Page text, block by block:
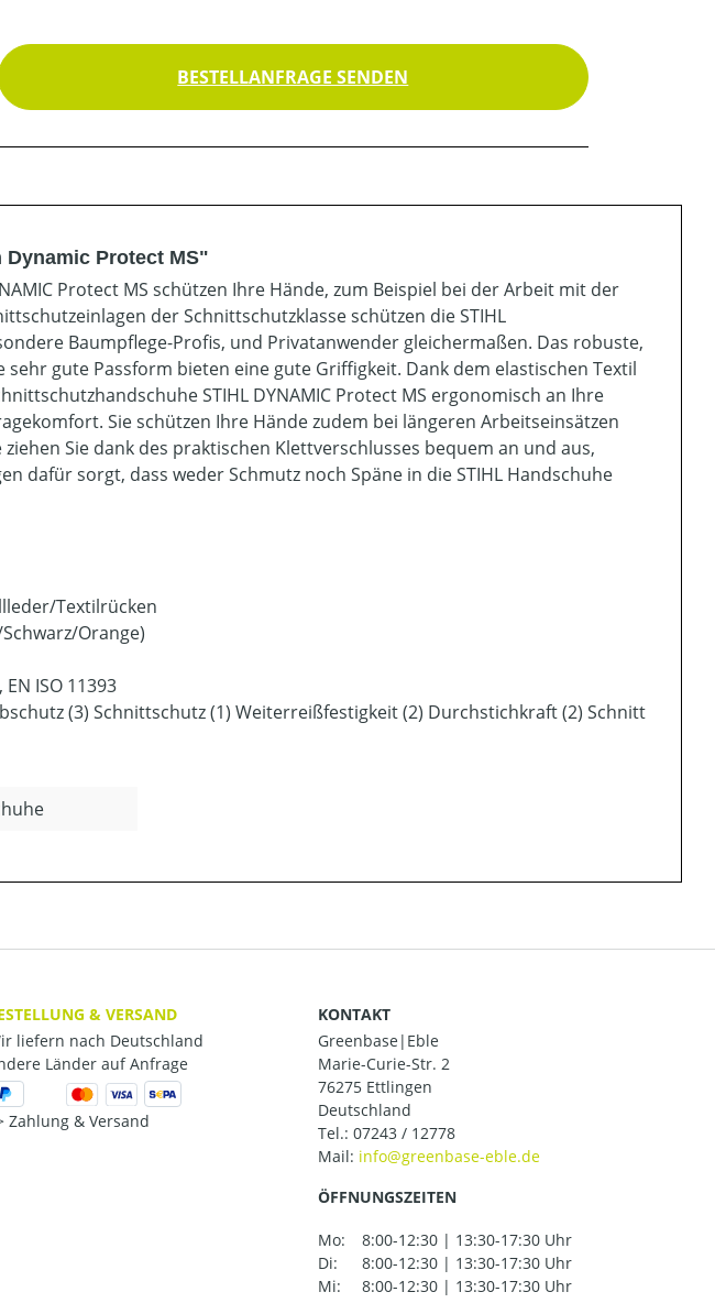
BESTELLANFRAGE SENDEN
Protect MS"
Protect MS schützen Ihre Hände, zum Beispiel bei der Arbeit mit der
der Schnittschutzklasse schützen die STIHL
Baumpflege-Profis, und Privatanwender gleichermaßen. Das robuste,
gute Passform bieten eine gute Griffigkeit. Dank dem elastischen Textil
STIHL DYNAMIC Protect MS ergonomisch an Ihre
Sie schützen Ihre Hände zudem bei längeren Arbeitseinsätzen
Sie dank des praktischen Klettverschlusses bequem an und aus,
dafür sorgt, dass weder Schmutz noch Späne in die STIHL Handschuhe
Textilrücken
Orange)
ISO 11393
(3) Schnittschutz (1) Weiterreißfestigkeit (2) Durchstichkraft (2) Schnitt
& VERSAND
liefern nach Deutschland
Länder auf Anfrage
Zahlung & Versand
KONTAKT
Greenbase|Eble
Marie-Curie-Str. 2
76275 Ettlingen
Deutschland
Tel.: 07243 / 12778
Mail:
ÖFFNUNGSZEITEN
Mo:
8:00-12:30 | 13:30-17:30 Uhr
Di:
8:00-12:30 | 13:30-17:30 Uhr
Mi:
8:00-12:30 | 13:30-17:30 Uhr